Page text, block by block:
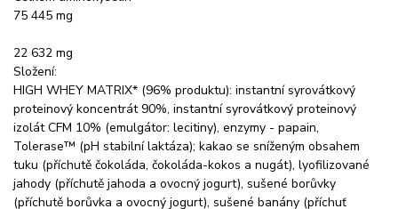
75 445 mg
22 632 mg
Složení:
HIGH WHEY MATRIX* (96% produktu): instantní syrovátkový
proteinový koncentrát 90%, instantní syrovátkový proteinový
izolát CFM 10% (emulgátor: lecitiny), enzymy - papain,
Tolerase™ (pH stabilní laktáza); kakao se sníženým obsahem
tuku (příchutě čokoláda, čokoláda-kokos a nugát), lyofilizované
jahody (příchutě jahoda a ovocný jogurt), sušené borůvky
(příchutě borůvka a ovocný jogurt), sušené banány (příchuť